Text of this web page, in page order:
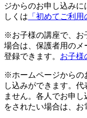
ジからのお申し込み
しくは 「初めてご利用
※お子様の講座で、お
場合は、保護者用の
登録できます。 お子様
※ホームページからの
し込みができます。
ません。各人でお申
をされたい場合は、お